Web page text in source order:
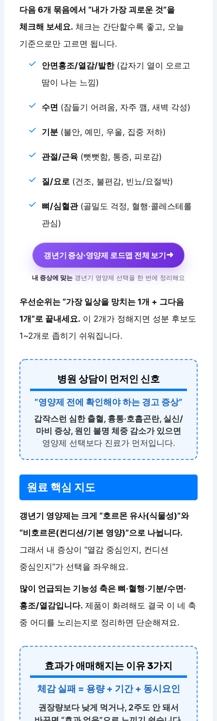
다음 6개 묶음에서 “내가 가장 괴로운 것”을
체크해 보세요. 체크는 간단할수록 좋고, 오늘
기준으로만 고르면 됩니다.
안면홍조/열감/발한(갑자기 열이 오르고
땀이 나는 느낌)
수면 (잠들기 어려움, 자주 깸, 새벽 각성)
기분 (불안, 예민, 우울, 집중 저하)
관절/근육 (뻣뻣함, 통증, 피로감)
질/요로 (건조, 불편감, 빈뇨/요절박)
뼈/심혈관(골밀도 걱정, 혈행·콜레스테롤
관심)
갱년기 증상·영양제 로드맵 전체 보기➜
내 증상에 맞는 갱년기 영양제 선택을 한 번에 정리해요
우선순위는 “가장 일상을 망치는 1개 + 그다음
1개”로 끝내세요. 이 2개가 정해지면 성분 후보도
1~2개로 좁히기 쉬워집니다.
병원 상담이 먼저인 신호
“영양제 전에 확인해야 하는 경고 증상”
갑작스런 심한 출혈, 흉통·호흡곤란, 실신/
마비 증상, 원인 불명 체중 감소가 있으면
영양제 선택보다 진료가 먼저입니다.
원료 핵심 지도
갱년기 영양제는 크게 “호르몬 유사(식물성)”와
“비호르몬(컨디션/기본 영양)”으로 나뉩니다.
그래서 내 증상이 “열감 중심인지, 컨디션
중심인지”가 선택을 좌우해요.
많이 언급되는 기능성 축은 뼈·혈행·기분/수면·
홍조/열감입니다. 제품이 화려해도 결국 이 네 축
중 어디를 노리는지로 정리하면 단순해져요.
효과가 애매해지는 이유 3가지
체감 실패 = 용량 + 기간 + 동시요인
권장량보다 낮게 먹거나, 2주도 안 돼서